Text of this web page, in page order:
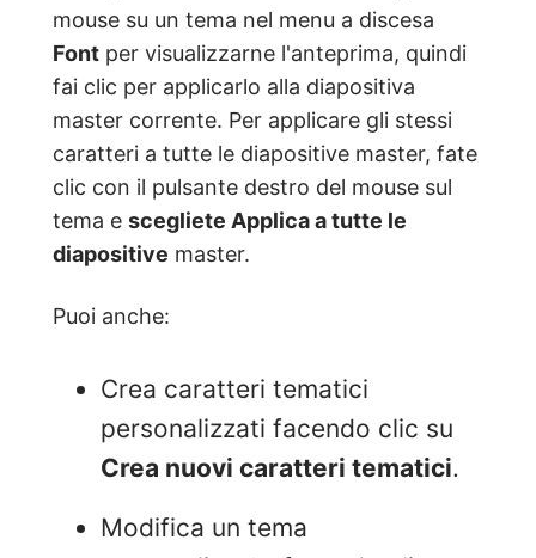
mouse su un tema nel menu a discesa
Font per visualizzarne l'anteprima, quindi
fai clic per applicarlo alla diapositiva
master corrente. Per applicare gli stessi
caratteri a tutte le diapositive master, fate
clic con il pulsante destro del mouse sul
tema e scegliete Applica a tutte le
diapositive master.
Puoi anche:
Crea caratteri tematici
personalizzati facendo clic su
Crea nuovi caratteri tematici.
Modifica un tema